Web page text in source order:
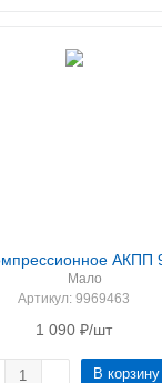
АКПП
Мало
Артикул: 9969463
1 090 ₽/шт
В корзину